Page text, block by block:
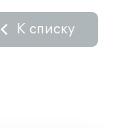
К списку